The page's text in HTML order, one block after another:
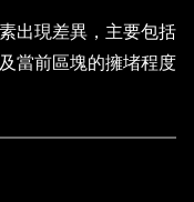
出現差異，主要包括
當前區塊的擁堵程度